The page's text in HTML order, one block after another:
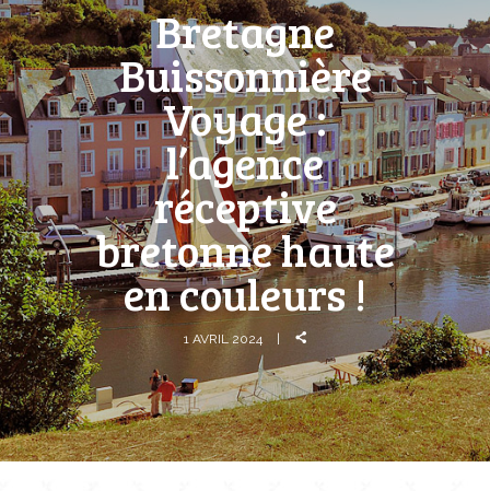
Bretagne
Buissonnière
Voyage :
l’agence
réceptive
bretonne haute
en couleurs !
1 AVRIL 2024